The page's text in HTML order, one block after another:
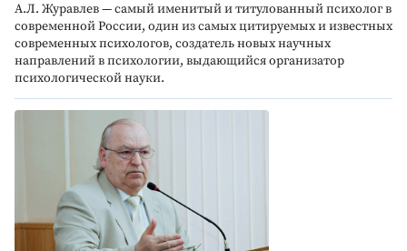
А.Л. Журавлев — самый именитый и титулованный психолог в
современной России, один из самых цитируемых и известных
современных психологов, создатель новых научных
направлений в психологии, выдающийся организатор
психологической науки.